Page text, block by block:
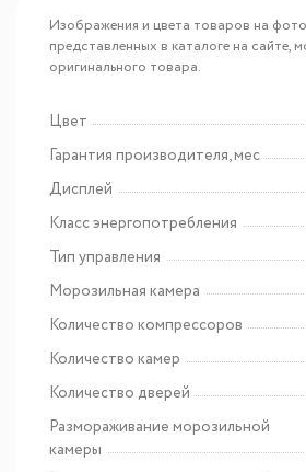
Изображения и цвета товаров на
представленных в каталоге на сайте,
оригинального товара.
Цвет
Гарантия производителя, мес
Дисплей
Класс энергопотребления
Тип управления
Морозильная камера
Количество компрессоров
Количество камер
Количество дверей
Размораживание морозильной
камеры